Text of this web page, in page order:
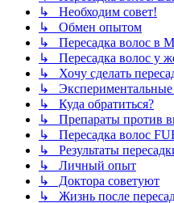
↳ Необходим совет!
↳ Обмен опытом
↳ Пересадка волос в
↳ Пересадка волос у
↳ Хочу сделать
↳ Экспериментальные
↳ Куда обратиться?
↳ Препараты против
↳ Пересадка волос
↳ Результаты
↳ Личный опыт
↳ Доктора советуют
↳ Жизнь после